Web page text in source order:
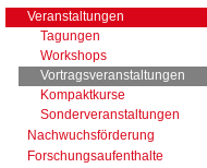
Veranstaltungen
Tagungen
Workshops
Vortragsveranstaltungen
Kompaktkurse
Sonderveranstaltungen
Nachwuchsförderung
Forschungsaufenthalte